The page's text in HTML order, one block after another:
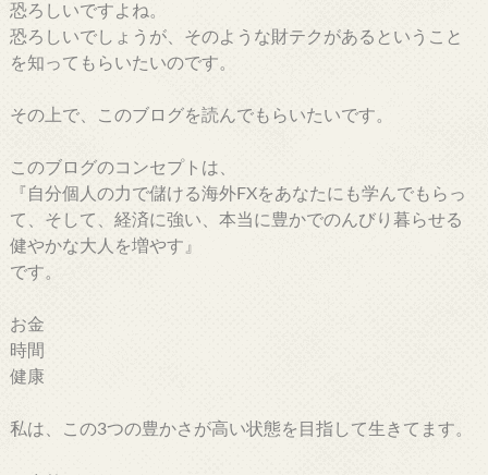
恐ろしいですよね。
恐ろしいでしょうが、そのような財テクがあるということ
を知ってもらいたいのです。
その上で、このブログを読んでもらいたいです。
このブログのコンセプトは、
『自分個人の力で儲ける海外FXをあなたにも学んでもらっ
て、そして、経済に強い、本当に豊かでのんびり暮らせる
健やかな大人を増やす』
です。
お金
時間
健康
私は、この3つの豊かさが高い状態を目指して生きてます。